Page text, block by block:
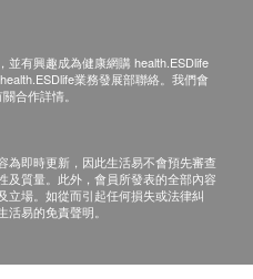
1次，每次1粒
有興趣成為健康網購 health.ESDlife
業務發展部聯絡。我們會
合作詳情。
為即時更新，因此生活易不會預先審查
及質量。此外，會員所發表的全部內容
立場。如從而引起任何損失或法律糾
易的免責聲明。